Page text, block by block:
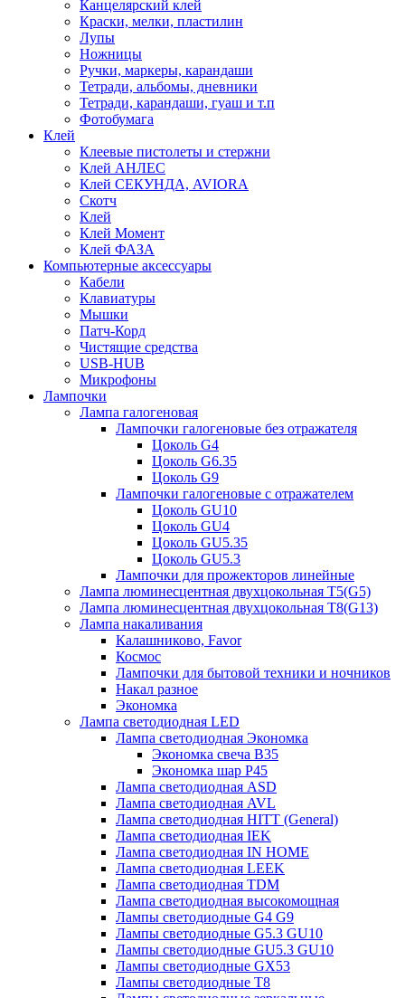
Канцелярский клей
Краски, мелки, пластилин
Лупы
Ножницы
Ручки, маркеры, карандаши
Тетради, альбомы, дневники
Тетради, карандаши, гуаш и т.п
Фотобумага
Клей
Клеевые пистолеты и стержни
Клей АНЛЕС
Клей СЕКУНДА, AVIORA
Скотч
Клей
Клей Момент
Клей ФАЗА
Компьютерные аксессуары
Кабели
Клавиатуры
Мышки
Патч-Корд
Чистящие средства
USB-HUB
Микрофоны
Лампочки
Лампа галогеновая
Лампочки галогеновые без отражателя
Цоколь G4
Цоколь G6.35
Цоколь G9
Лампочки галогеновые с отражателем
Цоколь GU10
Цоколь GU4
Цоколь GU5.35
Цоколь GU5.3
Лампочки для прожекторов линейные
Лампа люминесцентная двухцокольная Т5(G5)
Лампа люминесцентная двухцокольная Т8(G13)
Лампа накаливания
Калашниково, Favor
Космос
Лампочки для бытовой техники и ночников
Накал разное
Экономка
Лампа светодиодная LED
Лампа светодиодная Экономка
Экономка свеча B35
Экономка шар P45
Лампа светодиодная ASD
Лампа светодиодная AVL
Лампа светодиодная HITT (General)
Лампа светодиодная IEK
Лампа светодиодная IN HOME
Лампа светодиодная LEEK
Лампа светодиодная TDM
Лампа светодиодная высокомощная
Лампы светодиодные G4 G9
Лампы светодиодные G5.3 GU10
Лампы светодиодные GU5.3 GU10
Лампы светодиодные GX53
Лампы светодиодные T8